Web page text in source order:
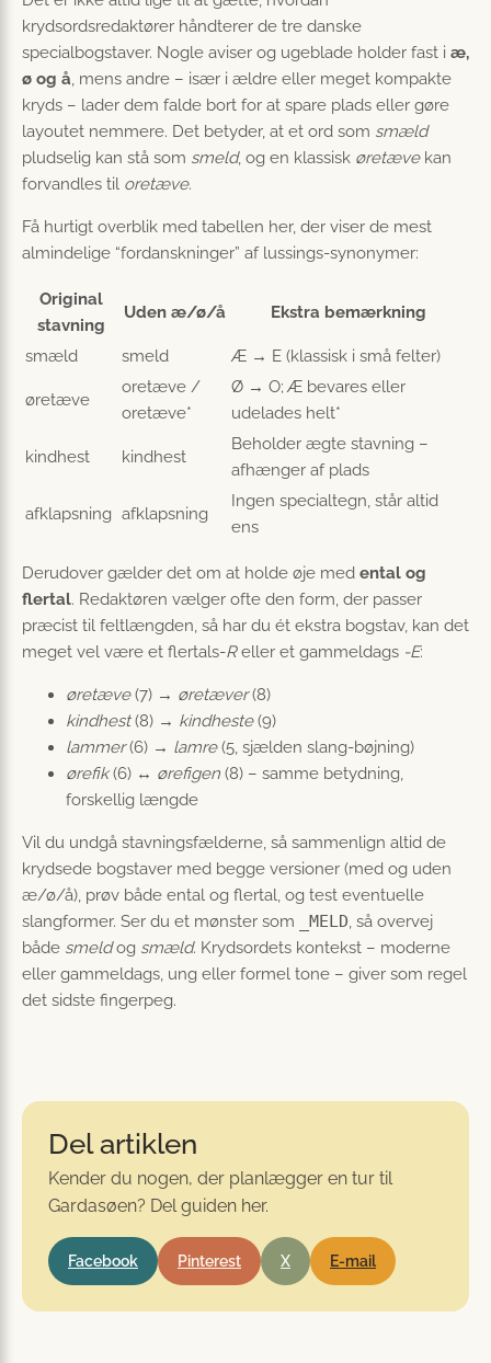
krydsordsredaktører håndterer de tre danske
specialbogstaver. Nogle aviser og ugeblade holder fast i æ,
ø og å, mens andre – især i ældre eller meget kompakte
kryds – lader dem falde bort for at spare plads eller gøre
layoutet nemmere. Det betyder, at et ord som smæld
pludselig kan stå som smeld, og en klassisk øretævekan
forvandles til oretæve.
Få hurtigt overblik med tabellen her, der viser de mest
almindelige “fordanskninger” af lussings-synonymer:
Original
stavning
Uden æ/ø/å Ekstra bemærkning
smæld smeld Æ → E (klassisk i små felter)
øretæve
oretæve /
oretæve*
Ø → O; Æ bevares eller
udelades helt*
kindhest kindhest
Beholder ægte stavning –
afhænger af plads
afklapsning afklapsning
Ingen specialtegn, står altid
ens
Derudover gælder det om at holde øje med ental og
flertal. Redaktøren vælger ofte den form, der passer
præcist til feltlængden, så har du ét ekstra bogstav, kan det
meget vel være et flertals-Reller et gammel­dags -E:
øretæve(7) → øretæver(8)
kindhest(8) → kindheste(9)
lammer(6) → lamre(5, sjælden slang-bøjning)
ørefik(6) ↔ ørefigen (8) – samme betydning,
forskellig længde
Vil du undgå stavningsfælderne, så sammenlign altid de
krydsede bogstaver med begge versioner (med og uden
æ/ø/å), prøv både ental og flertal, og test eventuelle
slangformer. Ser du et mønster som
_MELD, så overvej
både smeldog smæld. Krydsordets kontekst – moderne
eller gammeldags, ung eller formel tone – giver som regel
det sidste fingerpeg.
Del artiklen
Kender du nogen, der planlægger en tur til
Gardasøen? Del guiden her.
Facebook Pinterest X E-mail